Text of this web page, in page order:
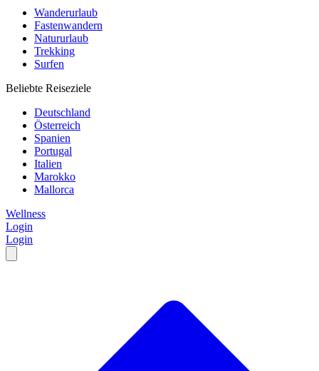
Wanderurlaub
Fastenwandern
Natururlaub
Trekking
Surfen
Beliebte Reiseziele
Deutschland
Österreich
Spanien
Portugal
Italien
Marokko
Mallorca
Wellness
Login
Login